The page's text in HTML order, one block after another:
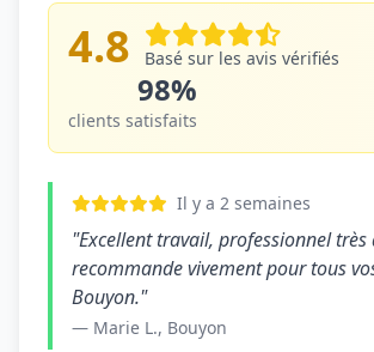
4.8 Basé sur les avis vérifiés
98%
clients satisfaits
Il y a 2 semaines
"Excellent travail, professionnel très
recommande vivement pour tous
Bouyon."
— Marie L., Bouyon